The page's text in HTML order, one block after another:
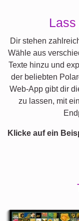
Dir stehen
Wähle aus
Texte hinzu und
der beliebten
Web-App gibt dir
zu lassen, mit
Klicke auf ein